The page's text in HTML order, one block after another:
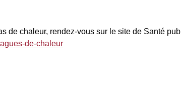
de chaleur, rendez-vous sur le site de Santé
de-chaleur